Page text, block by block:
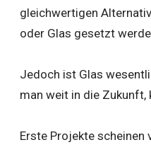
gleichwertigen
oder Glas gesetzt
Jedoch ist Glas
man weit in die
Erste Projekte scheinen